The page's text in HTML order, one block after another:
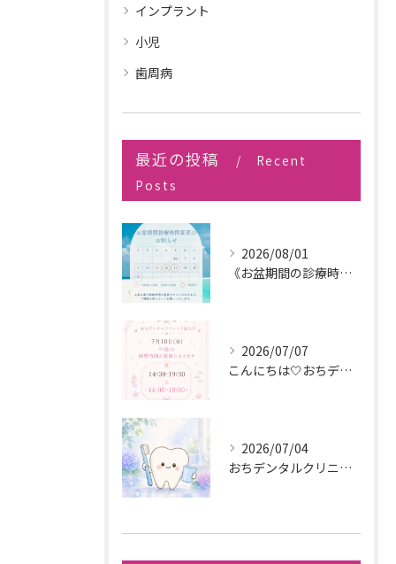
インプラント
小児
歯周病
最近の投稿
Recent
Posts
2026/08/01
《お盆期間の診療時間変更のお知らせ》
2026/07/07
こんにちは🤍おちデンタルクリニック長久手です🪥
2026/07/04
おちデンタルクリニック長久手です。